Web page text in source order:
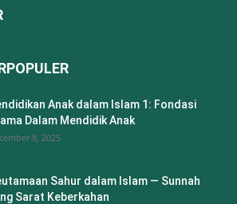
Anak dalam Islam 1: Fondasi
Dalam Mendidik Anak
8, 2025
Sahur dalam Islam — Sunnah
Sarat Keberkahan